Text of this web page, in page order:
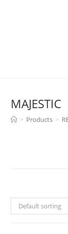
MAJESTIC
> Products >
Default sorting